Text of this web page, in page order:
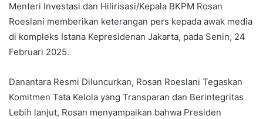
Menteri Investasi dan Hilirisasi/Kepala BKPM Rosan
Roeslani memberikan keterangan pers kepada awak media
di kompleks Istana Kepresidenan Jakarta, pada Senin, 24
Februari 2025.
Danantara Resmi Diluncurkan, Rosan Roeslani Tegaskan
Komitmen Tata Kelola yang Transparan dan Berintegritas
Lebih lanjut, Rosan menyampaikan bahwa Presiden